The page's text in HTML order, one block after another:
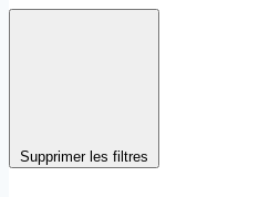
Supprimer les filtres